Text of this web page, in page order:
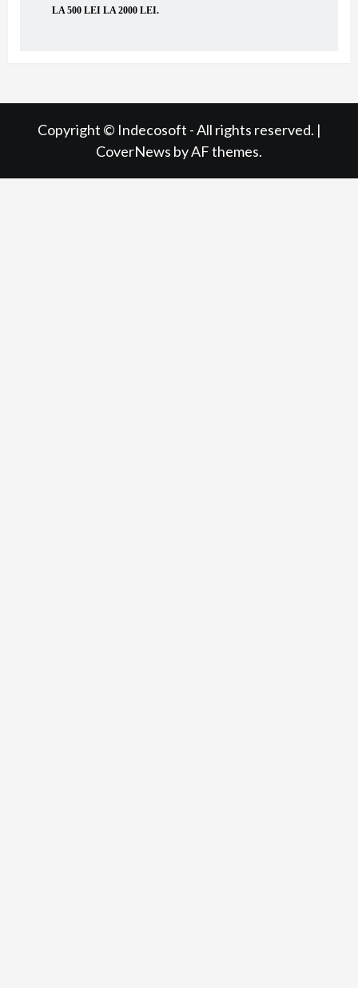
LA 500 LEI LA 2000 LEI.
Copyright © Indecosoft - All rights reserved. |
CoverNews by AF themes.